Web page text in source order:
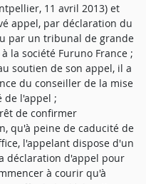
11 avril 2013) et
appel, par déclaration du
par un tribunal de grande
la société Furuno France ;
soutien de son appel, il a
du conseiller de la mise
de l'appel ;
de confirmer
qu'à peine de caducité de
l'appelant dispose d'un
déclaration d'appel pour
à courir qu'à